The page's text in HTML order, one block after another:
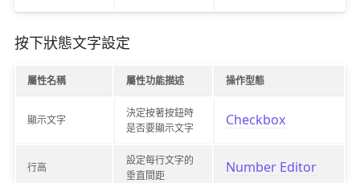
按下狀態文字設定
屬性名稱 屬性功能描述 操作型態
顯示文字
決定按著按鈕時
是否要顯示文字
Checkbox
行高
設定每行文字的
垂直間距
Number Editor